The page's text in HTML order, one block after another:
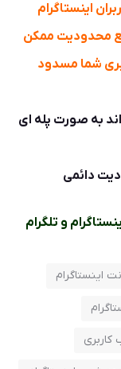
اینستاگرام
محدودیت ممکن
شما مسدود
به صورت پله ای
و تلگرام
اینستاگرام